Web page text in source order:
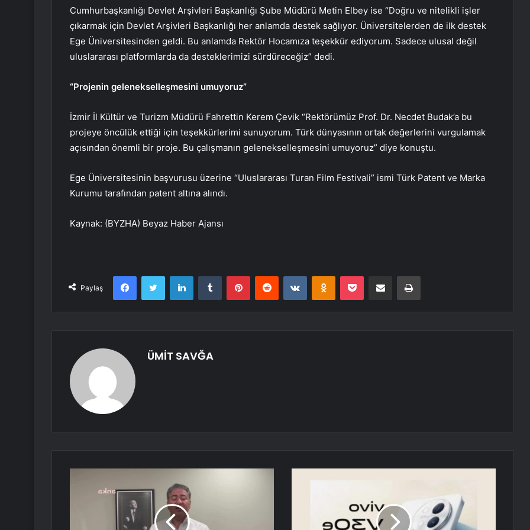
Cumhurbaşkanlığı Devlet Arşivleri Başkanlığı Şube Müdürü Metin Elbey ise “Doğru ve nitelikli işler
çıkarmak için Devlet Arşivleri Başkanlığı her anlamda destek sağlıyor. Üniversitelerden de ilk destek
Ege Üniversitesinden geldi. Bu anlamda Rektör Hocamıza teşekkür ediyorum. Sadece ulusal değil
uluslararası platformlarda da desteklerimizi sürdüreceğiz” dedi.
“Projenin gelenekselleşmesini umuyoruz”
İzmir İl Kültür ve Turizm Müdürü Fahrettin Kerem Çevik “Rektörümüz Prof. Dr. Necdet Budak’a bu
projeye öncülük ettiği için teşekkürlerimi sunuyorum. Türk dünyasının ortak değerlerini vurgulamak
açısından önemli bir proje. Bu çalışmanın gelenekselleşmesini umuyoruz” diye konuştu.
Ege Üniversitesinin başvurusu üzerine “Uluslararası Turan Film Festivali” ismi Türk Patent ve Marka
Kurumu tarafından patent altına alındı.
Kaynak: (BYZHA) Beyaz Haber Ajansı
Paylaş
FacebookTwitter LinkedInTumblr PinterestReddit VKontakteOdnoklassniki
Pocket E-Posta ile paylaş Yazdır
ÜMİT SAVĞA